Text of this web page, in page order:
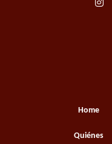
Home
Quiénes